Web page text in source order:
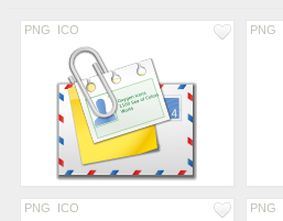
PNG ICO PNG
PNG ICO PNG